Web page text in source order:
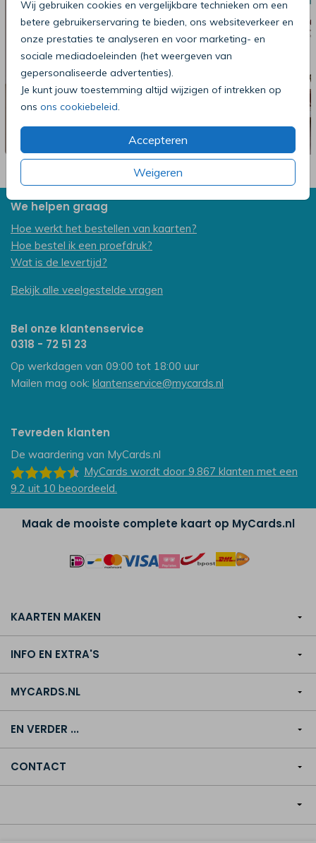
Wij gebruiken cookies en vergelijkbare technieken om een
betere gebruikerservaring te bieden, ons websiteverkeer en
onze prestaties te analyseren en voor marketing- en
sociale mediadoeleinden (het weergeven van
gepersonaliseerde advertenties).
Je kunt jouw toestemming altijd wijzigen of intrekken op
ons ons cookiebeleid.
Accepteren
Weigeren
We helpen graag
Hoe werkt het bestellen van kaarten?
Hoe bestel ik een proefdruk?
Wat is de levertijd?
Bekijk alle veelgestelde vragen
Bel onze klantenservice
0318 - 72 51 23
Op werkdagen van 09:00 tot 18:00 uur
Mailen mag ook: klantenservice@mycards.nl
Tevreden klanten
De waardering van MyCards.nl
MyCards wordt door 9.867 klanten met een
9.2 uit 10 beoordeeld.
Maak de mooiste complete kaart op MyCards.nl
KAARTEN MAKEN
INFO EN EXTRA'S
MYCARDS.NL
EN VERDER ...
CONTACT